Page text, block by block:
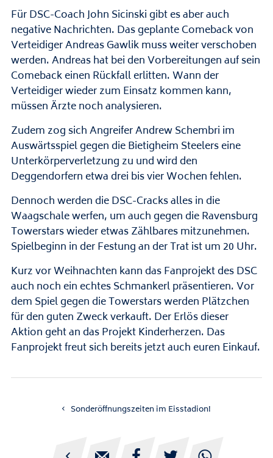
Für DSC-Coach John Sicinski gibt es aber auch
negative Nachrichten. Das geplante Comeback von
Verteidiger Andreas Gawlik muss weiter verschoben
werden. Andreas hat bei den Vorbereitungen auf sein
Comeback einen Rückfall erlitten. Wann der
Verteidiger wieder zum Einsatz kommen kann,
müssen Ärzte noch analysieren.
Zudem zog sich Angreifer Andrew Schembri im
Auswärtsspiel gegen die Bietigheim Steelers eine
Unterkörperverletzung zu und wird den
Deggendorfern etwa drei bis vier Wochen fehlen.
Dennoch werden die DSC-Cracks alles in die
Waagschale werfen, um auch gegen die Ravensburg
Towerstars wieder etwas Zählbares mitzunehmen.
Spielbeginn in der Festung an der Trat ist um 20 Uhr.
Kurz vor Weihnachten kann das Fanprojekt des DSC
auch noch ein echtes Schmankerl präsentieren. Vor
dem Spiel gegen die Towerstars werden Plätzchen
für den guten Zweck verkauft. Der Erlös dieser
Aktion geht an das Projekt Kinderherzen. Das
Fanprojekt freut sich bereits jetzt auch euren Einkauf.
Sonderöffnungszeiten im Eisstadion!